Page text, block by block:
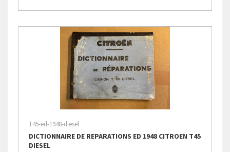
T45-ed-1948-diesel
DICTIONNAIRE DE REPARATIONS ED 1948 CITROEN T45
DIESEL